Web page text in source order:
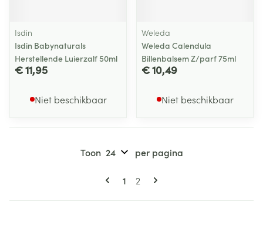
Isdin
Isdin Babynaturals
Herstellende Luierzalf 50ml
€ 11,95
Niet beschikbaar
Weleda
Weleda Calendula
Billenbalsem Z/parf 75ml
€ 10,49
Niet beschikbaar
Pagina's
U lees momenteel pagina
1 Pagina
2
Toon per pagina